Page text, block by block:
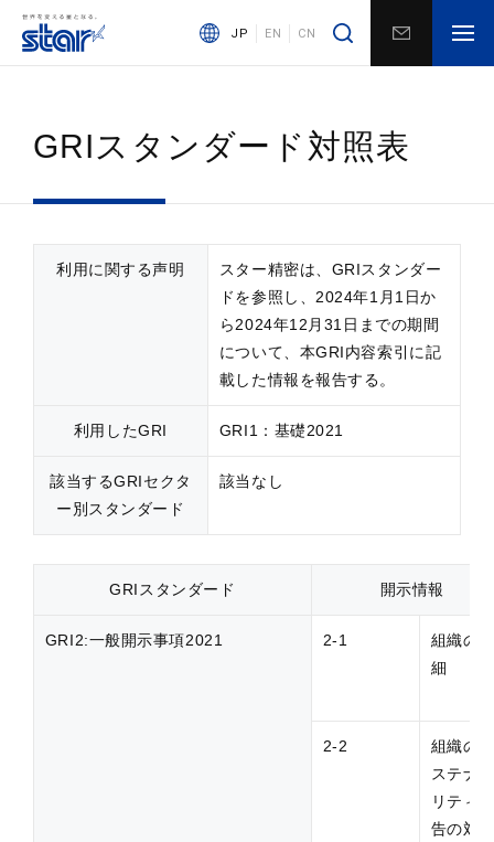
JP EN CN
GRIスタンダード対照表
利用に関する声明
スター精密は、GRIスタンダー
ドを参照し、2024年1月1日か
ら2024年12月31日までの期間
について、本GRI内容索引に記
載した情報を報告する。
利用したGRI GRI1：基礎2021
該当するGRIセクタ
ー別スタンダード
該当なし
GRIスタンダード 開示情報
GRI2:一般開示事項2021 2-1
組織の
細
2-2
組織の
ステナ
リティ
告の対